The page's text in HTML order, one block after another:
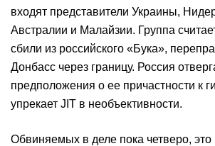
входят представители Украины,
Австралии и Малайзии. Группа
сбили из российского «Бука»,
Донбасс через границу. Россия
предположения о ее причастности к
упрекает JIT в необъективности.
Обвиняемых в деле пока четверо, это